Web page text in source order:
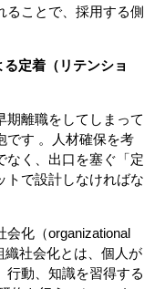
ることで、採用する側
定着（リテンショ
期離職をしてしまって
です 。人材確保を考
なく、出口を塞ぐ「定
トで設計しなければな
会化（organizational
織社会化とは、個人が
行動、知識を習得する